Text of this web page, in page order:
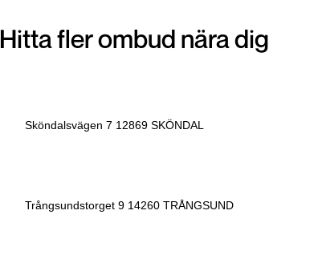
Hitta fler ombud nära dig
Sköndalsvägen 7 12869 SKÖNDAL
Trångsundstorget 9 14260 TRÅNGSUND